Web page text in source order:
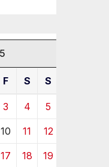
F S S
3 4 5
10 11 12
17 18 19